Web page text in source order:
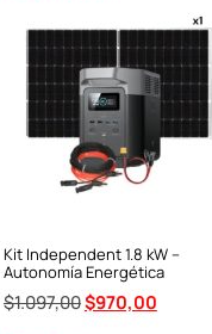
Kit Independent 1.8 kW –
Autonomía Energética
$1.097,00$970,00